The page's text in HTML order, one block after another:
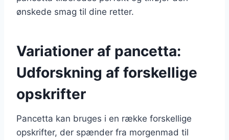
ønskede smag til dine retter.
Variationer af pancetta:
Udforskning af forskellige
opskrifter
Pancetta kan bruges i en række forskellige
opskrifter, der spænder fra morgenmad til